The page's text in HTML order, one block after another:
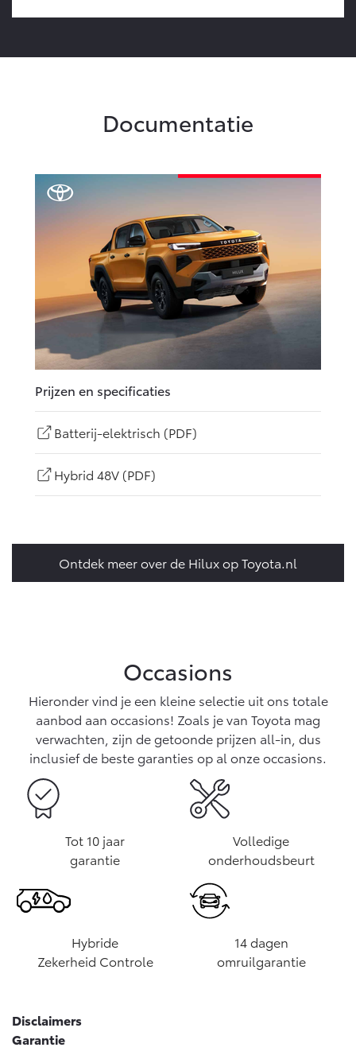
Documentatie
Prijzen en specificaties
Batterij-elektrisch (PDF)
Hybrid 48V (PDF)
Ontdek meer over de Hilux op Toyota.nl
Occasions
Hieronder vind je een kleine selectie uit ons totale
aanbod aan occasions! Zoals je van Toyota mag
verwachten, zijn de getoonde prijzen all-in, dus
inclusief de beste garanties op al onze occasions.
Tot 10 jaar
garantie
Volledige
onderhoudsbeurt
Hybride
Zekerheid Controle
14 dagen
omruilgarantie
Disclaimers
Garantie